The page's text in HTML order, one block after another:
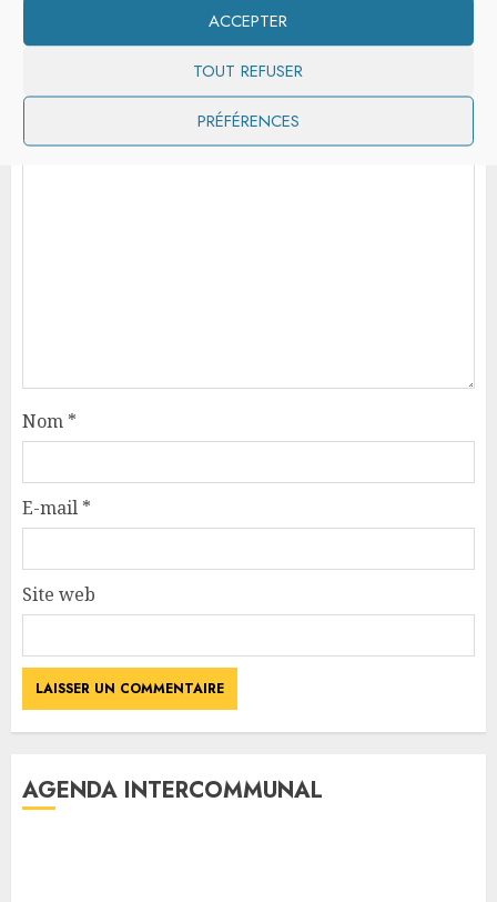
ACCEPTER
TOUT REFUSER
PRÉFÉRENCES
Votre adresse e-mail ne sera pas publiée.Les champs
obligatoires sont indiqués avec*
Nom *
E-mail *
Site web
AGENDA INTERCOMMUNAL